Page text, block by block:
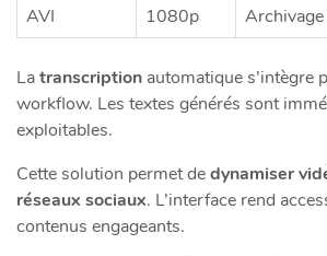
AVI
1080p
Latranscription automatique s’intègre
workflow. Les textes générés sont
exploitables.
Cette solution permet dedynamiser
réseaux sociaux. L’interface rend
contenus engageants.